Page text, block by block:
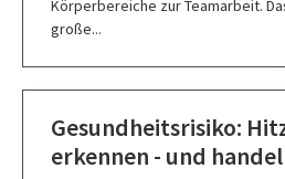
Körperbereiche zur Teamarbeit.
große...
Gesundheitsrisiko:
erkennen - und